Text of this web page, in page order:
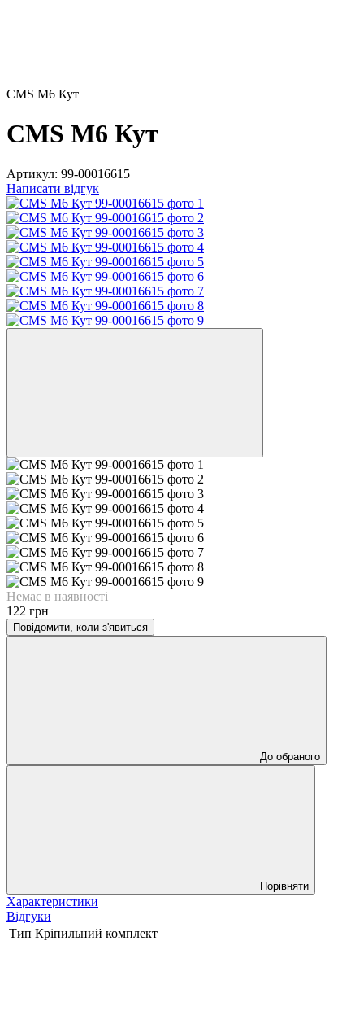
CMS M6 Кут
CMS M6 Кут
Артикул: 99-00016615
Написати відгук
Немає в наявності
122 грн
Повідомити, коли з'явиться
До обраного
Порівняти
Характеристики
Відгуки
Тип Кріпильний комплект